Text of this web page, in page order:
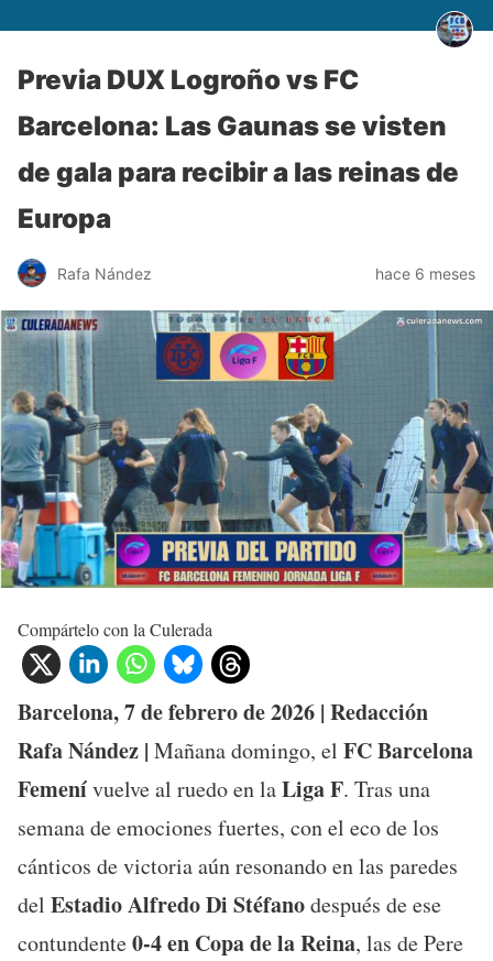
Previa DUX Logroño vs FC
Barcelona: Las Gaunas se visten
de gala para recibir a las reinas de
Europa
Rafa Nández hace 6 meses
Compártelo con la Culerada
Barcelona, 7 de febrero de 2026 | Redacción
Rafa Nández | Mañana domingo, el FC Barcelona
Femenívuelve al ruedo en laLiga F. Tras una
semana de emociones fuertes, con el eco de los
cánticos de victoria aún resonando en las paredes
del Estadio Alfredo Di Stéfanodespués de ese
contundente0-4 en Copa de la Reina, las de Pere